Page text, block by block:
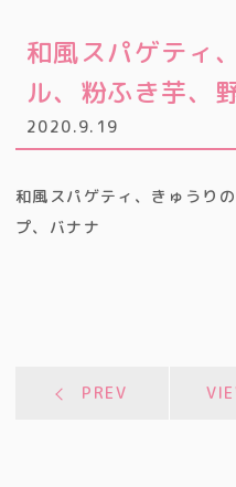
和風スパゲティ
ル、粉ふき芋、
2020.9.19
和風スパゲティ、きゅうり
プ、バナナ
PREV